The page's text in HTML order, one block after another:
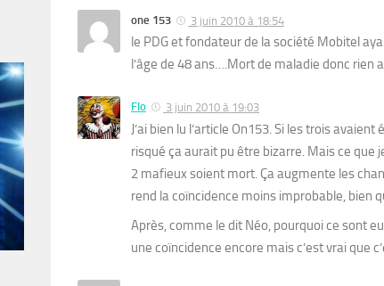
one 153 3 juin 2010 à 18:54
le PDG et fondateur de la société Mobitel
l’âge de 48 ans….Mort de maladie donc rien
Flo 3 juin 2010 à 19:03
J’ai bien lu l’article On153. Si les trois
risqué ça aurait pu être bizarre. Mais ce que
2 mafieux soient mort. Ça augmente les
rend la coïncidence moins improbable, bien
Après, comme le dit Néo, pourquoi ce sont
une coïncidence encore mais c’est vrai que